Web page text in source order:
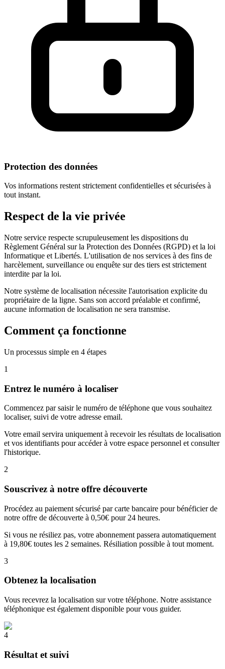
Protection des données
Vos informations restent strictement confidentielles et sécurisées à
tout instant.
Respect de la vie privée
Notre service respecte scrupuleusement les dispositions du
Règlement Général sur la Protection des Données (RGPD) et la loi
Informatique et Libertés. L'utilisation de nos services à des fins de
harcèlement, surveillance ou enquête sur des tiers est strictement
interdite par la loi.
Notre système de localisation nécessite l'autorisation explicite du
propriétaire de la ligne. Sans son accord préalable et confirmé,
aucune information de localisation ne sera transmise.
Comment ça fonctionne
Un processus simple en 4 étapes
1
Entrez le numéro à localiser
Commencez par saisir le numéro de téléphone que vous souhaitez
localiser, suivi de votre adresse email.
Votre email servira uniquement à recevoir les résultats de localisation
et vos identifiants pour accéder à votre espace personnel et consulter
l'historique.
2
Souscrivez à notre offre découverte
Procédez au paiement sécurisé par carte bancaire pour bénéficier de
notre offre de découverte à 0,50€ pour 24 heures.
Si vous ne résiliez pas, votre abonnement passera automatiquement
à 19,80€ toutes les 2 semaines. Résiliation possible à tout moment.
3
Obtenez la localisation
Vous recevrez la localisation sur votre téléphone. Notre assistance
téléphonique est également disponible pour vous guider.
4
Résultat et suivi